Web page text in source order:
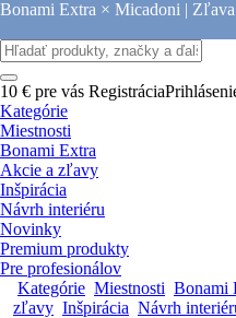
Bonami Extra × Micadoni |
10 € pre vás Registrácia
Kategórie
Miestnosti
Bonami Extra
Akcie a zľavy
Inšpirácia
Návrh interiéru
Novinky
Premium produkty
Pre profesionálov
Kategórie Miestnosti Bonami
zľavy Inšpirácia Návrh